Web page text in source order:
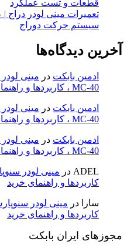
قطعات و تست عملکرد
تعمیرات مینی لودر دراج
سیستم حرکت دوراج
آخرین دیدگاه‌ها
ادمین بابکت در
MC-40 ، کاربردها و راهنمای خرید
ادمین بابکت در
MC-40 ، کاربردها و راهنمای خرید
ادمین بابکت در
MC-40 ، کاربردها و راهنمای خرید
ADEL در
کاربردها و راهنمای خرید
سارا در
کاربردها و راهنمای خرید
مجوزهای ایران بابکت